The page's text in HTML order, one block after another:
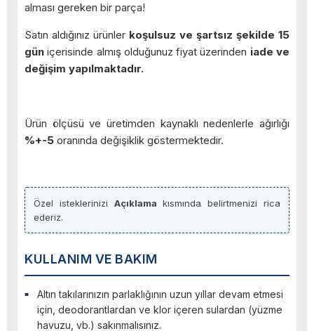
alması gereken bir parça!
Satın aldığınız ürünler koşulsuz ve şartsız şekilde 15
gün içerisinde almış olduğunuz fiyat üzerinden iade ve
değişim yapılmaktadır.
Ürün ölçüsü ve üretimden kaynaklı nedenlerle ağırlığı
%+-5 oranında değişiklik göstermektedir.
Özel isteklerinizi Açıklama kısmında belirtmenizi rica
ederiz.
KULLANIM VE BAKIM
Altın takılarınızın parlaklığının uzun yıllar devam etmesi
için, deodorantlardan ve klor içeren sulardan (yüzme
havuzu, vb.) sakınmalısınız.